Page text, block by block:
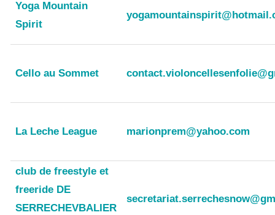
Yoga Mountain
Spirit
Cello au Sommet
La Leche League marionprem@yahoo.com
club de freestyle et
freeride DE
SERRECHEVBALIER